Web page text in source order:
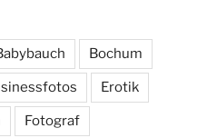
Bochum
Erotik
Fotograf